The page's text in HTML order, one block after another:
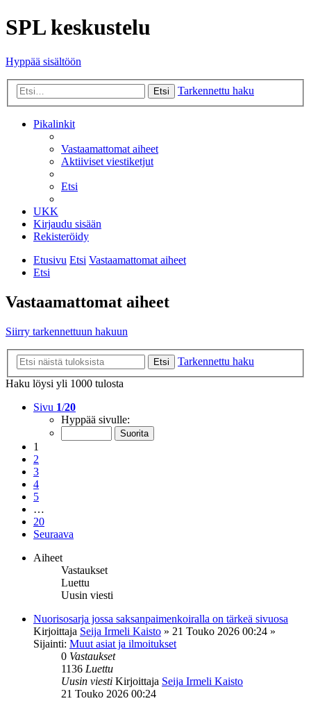
SPL keskustelu
Hyppää sisältöön
Etsi Tarkennettu haku
Pikalinkit
Vastaamattomat aiheet
Aktiiviset viestiketjut
Etsi
UKK
Kirjaudu sisään
Rekisteröidy
Etusivu Etsi Vastaamattomat aiheet
Etsi
Vastaamattomat aiheet
Siirry tarkennettuun hakuun
Etsi
Tarkennettu haku
Haku löysi yli 1000 tulosta
Sivu 1/20
Hyppää sivulle:
1
2
3
4
5
…
20
Seuraava
Aiheet
Vastaukset
Luettu
Uusin viesti
Nuorisosarja jossa saksanpaimenkoiralla on tärkeä sivuosa
Kirjoittaja Seija Irmeli Kaisto » 21 Touko 2026 00:24 »
Sijainti: Muut asiat ja ilmoitukset
0 Vastaukset
1136 Luettu
Uusin viesti Kirjoittaja Seija Irmeli Kaisto
21 Touko 2026 00:24